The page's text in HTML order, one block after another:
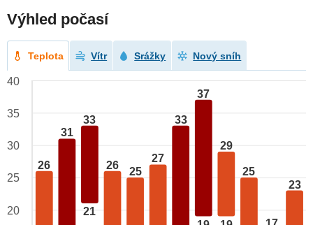
Výhled počasí
Teplota Vítr Srážky Nový sníh
26
31
33
21
26
25
27
33
37
29
25
23
40
35
30
25
20